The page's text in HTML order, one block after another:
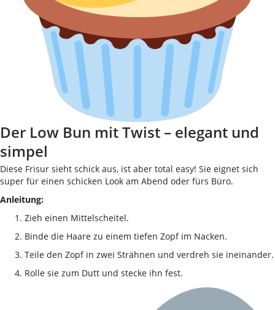
Der Low Bun mit Twist – elegant und
simpel
Diese Frisur sieht schick aus, ist aber total easy! Sie eignet sich
super für einen schicken Look am Abend oder fürs Büro.
Anleitung:
Zieh einen Mittelscheitel.
Binde die Haare zu einem tiefen Zopf im Nacken.
Teile den Zopf in zwei Strähnen und verdreh sie ineinander.
Rolle sie zum Dutt und stecke ihn fest.